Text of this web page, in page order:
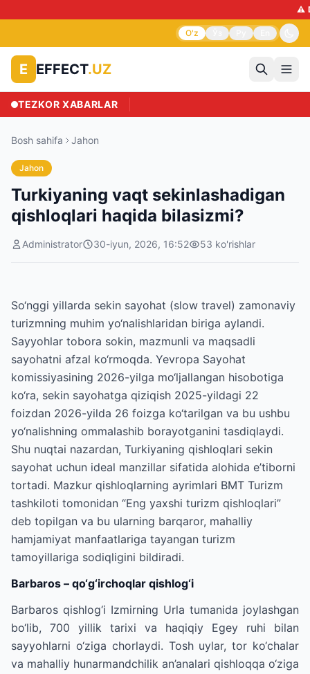
⚠️ DIQQAT:
O'z
E EFFECT.UZ
TEZKOR XABARLAR
Bosh sahifa Jahon
Jahon
Turkiyaning vaqt sekinlashadigan
qishloqlari haqida bilasizmi?
Administrator 30-iyun, 2026, 16:52 53 ko'rishlar
So‘nggi yillarda sekin sayohat (slow travel) zamonaviy
turizmning muhim yo‘nalishlaridan biriga aylandi.
Sayyohlar tobora sokin, mazmunli va maqsadli
sayohatni afzal ko‘rmoqda. Yevropa Sayohat
komissiyasining 2026-yilga mo‘ljallangan hisobotiga
ko‘ra, sekin sayohatga qiziqish 2025-yildagi 22
foizdan 2026-yilda 26 foizga ko‘tarilgan va bu ushbu
yo‘nalishning ommalashib borayotganini tasdiqlaydi.
Shu nuqtai nazardan, Turkiyaning qishloqlari sekin
sayohat uchun ideal manzillar sifatida alohida e’tiborni
tortadi. Mazkur qishloqlarning ayrimlari BMT Turizm
tashkiloti tomonidan “Eng yaxshi turizm qishloqlari”
deb topilgan va bu ularning barqaror, mahalliy
hamjamiyat manfaatlariga tayangan turizm
tamoyillariga sodiqligini bildiradi.
Barbaros – qo‘g‘irchoqlar qishlog‘i
Barbaros qishlog‘i Izmirning Urla tumanida joylashgan
bo‘lib, 700 yillik tarixi va haqiqiy Egey ruhi bilan
sayyohlarni o‘ziga chorlaydi. Tosh uylar, tor ko‘chalar
va mahalliy hunarmandchilik an’analari qishloqqa o‘ziga